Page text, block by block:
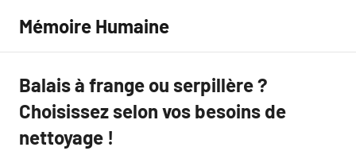
contenu
Mémoire Humaine
Balais à frange ou serpillère ?
Choisissez selon vos besoins de
nettoyage !